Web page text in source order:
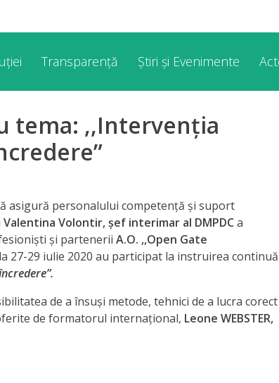
Transparență Știri și Evenimente
tema: ,,Intervenția
asigură personalului competență și suport
Valentina Volontir, șef interimar al DMPDCa
și partenerii A.O. ,,Open Gate
27-29 iulie 2020 au participat la instruirea continuă
de a însuși metode, tehnici de a lucra corect
de formatorul internațional, Leone WEBSTER,